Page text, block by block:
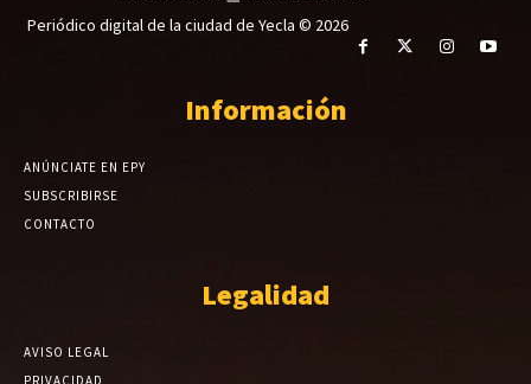
Periódico digital de la ciudad de Yecla © 2026
Información
ANÚNCIATE EN EPY
SUBSCRIBIRSE
CONTACTO
Legalidad
AVISO LEGAL
PRIVACIDAD